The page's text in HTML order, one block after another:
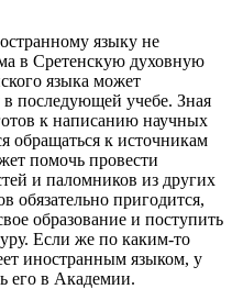
языку не
в Сретенскую духовную
языка может
в последующей учебе. Зная
к написанию научных
обращаться к источникам
помочь провести
и паломников из других
обязательно пригодится,
образование и поступить
Если же по каким-то
иностранным языком, у
его в Академии.